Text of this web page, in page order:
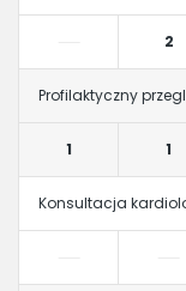
2
Profilaktyczny
1 1
Konsultacja